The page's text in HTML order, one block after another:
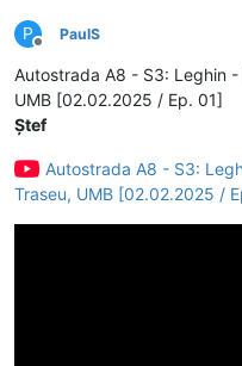
P
Deconectat
PaulS
Autostrada A8 - S3: Leghin
UMB [02.02.2025 / Ep. 01]
Ștef
Autostrada A8 - S3:
Traseu, UMB [02.02.2025 /